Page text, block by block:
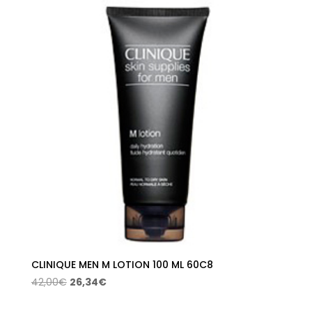
es:
16,11€.
CLINIQUE MEN M LOTION 100 ML 60C8
42,00€ El
26,34€El